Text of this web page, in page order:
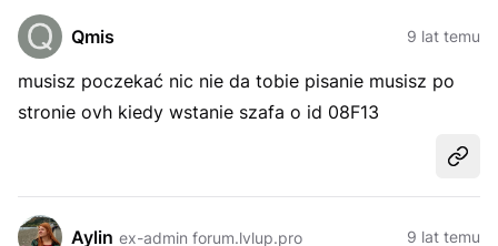
Qmis 9 lat temu
musisz poczekać nic nie da tobie pisanie musisz po
stronie ovh kiedy wstanie szafa o id 08F13
Aylin ex-admin forum.lvlup.pro 9 lat temu